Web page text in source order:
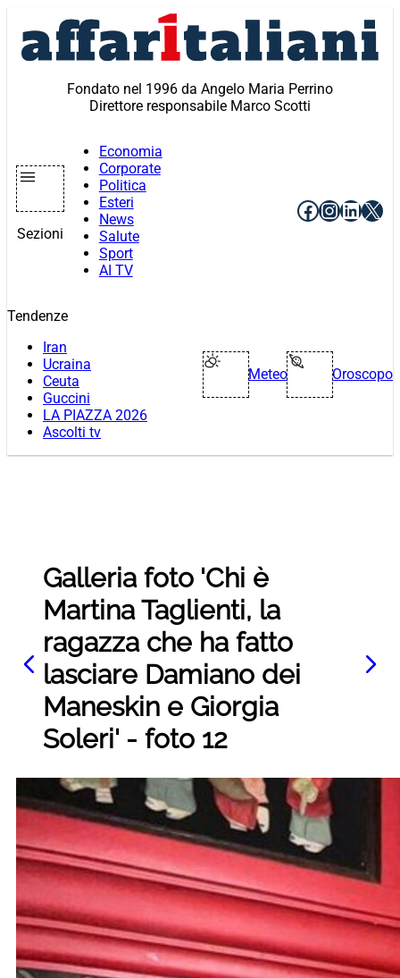
contenuto
Fondato nel 1996 da Angelo Maria Perrino
Direttore responsabile Marco Scotti
Sezioni
Economia
Corporate
Politica
Esteri
News
Salute
Sport
AI TV
Facebook
X
Tendenze
Iran
Ucraina
Ceuta
Guccini
LA PIAZZA 2026
Ascolti tv
Meteo Oroscopo
Galleria foto 'Chi è
Martina Taglienti, la
ragazza che ha fatto
lasciare Damiano dei
Maneskin e Giorgia
Soleri' - foto 12